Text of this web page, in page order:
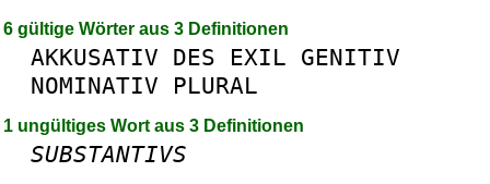
6 gültige Wörter aus 3 Definitionen
AKKUSATIV DES EXIL GENITIV
NOMINATIV
PLURAL
1 ungültiges Wort aus 3 Definitionen
SUBSTANTIVS